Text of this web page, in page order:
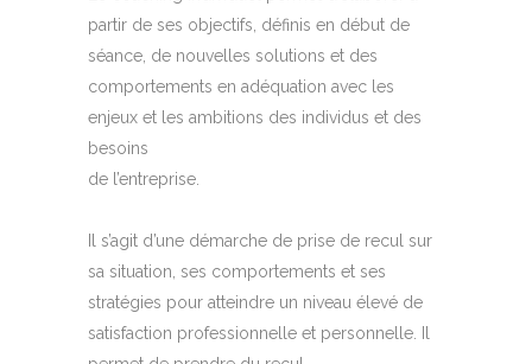
partir de ses objectifs, définis en début de
séance, de nouvelles solutions et des
comportements en adéquation avec les
enjeux et les ambitions des individus et des
besoins
de l’entreprise.
Il s’agit d’une démarche de prise de recul sur
sa situation, ses comportements et ses
stratégies pour atteindre un niveau élevé de
satisfaction professionnelle et personnelle. Il